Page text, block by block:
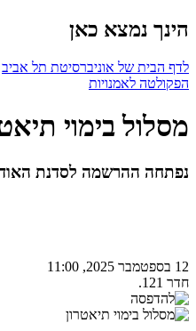
הינך נמצא כאן
לדף הבית של אוניברסיטת תל אביב
הפקולטה לאמנויות
מסלול בימוי
נפתחה ההרשמה לסדנת
12 בספטמבר 2025, 11:00
חדר 121.